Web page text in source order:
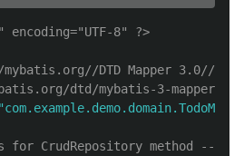
8" ?>
DTD Mapper 3.0//EN"
dtd/mybatis-3-
CrudRepository method -->